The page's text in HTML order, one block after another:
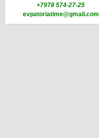
+7978 574-27-25
evpatoriatime@gmail.com